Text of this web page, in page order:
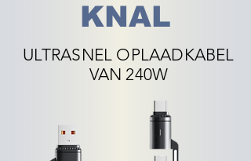
KNAL
ULTRASNEL OPLAADKABEL
VAN 240W